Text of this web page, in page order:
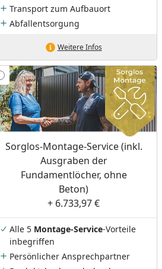
Transport zum Aufbauort
Abfallentsorgung
Weitere Infos
Sorglos-Montage-Service (inkl.
Ausgraben der
Fundamentlöcher, ohne
Beton)
+ 6.733,97 €
Alle 5 Montage-Service-Vorteile
inbegriffen
Persönlicher Ansprechpartner